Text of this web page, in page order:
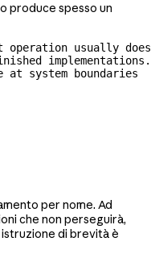
produce spesso un
operation usually
implementations.
system boundaries
per nome. Ad
che non perseguirà,
di brevità è